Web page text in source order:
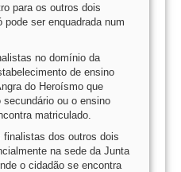
para os outros dois
ser enquadrada num
no domínio da
de ensino
do Heroísmo que
ou o ensino
matriculado.
dos outros dois
na sede da Junta
o cidadão se encontra